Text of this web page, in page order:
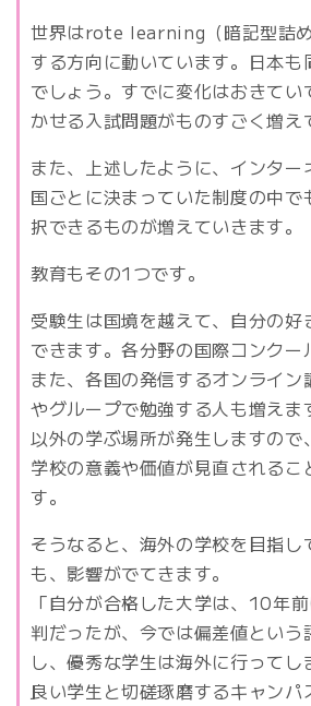
世界はrote learning（暗記型詰
する方向に動いています。日本も
でしょう。すでに変化はおきて
かせる入試問題がものすごく増え
また、上述したように、インター
国ごとに決まっていた制度の中
択できるものが増えていきます。
教育もその1つです。
受験生は国境を越えて、自分の
できます。各分野の国際コンクー
また、各国の発信するオンライン
やグループで勉強する人も増えま
以外の学ぶ場所が発生しますので
学校の意義や価値が見直されるこ
す。
そうなると、海外の学校を目指し
も、影響がでてきます。
「自分が合格した大学は、10年
判だったが、今では偏差値という
し、優秀な学生は海外に行って
良い学生と切磋琢磨するキャンパ